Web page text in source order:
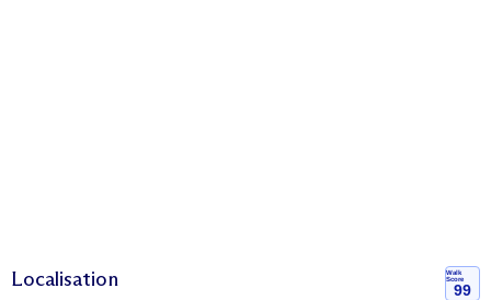
Localisation
Walk
Score
99